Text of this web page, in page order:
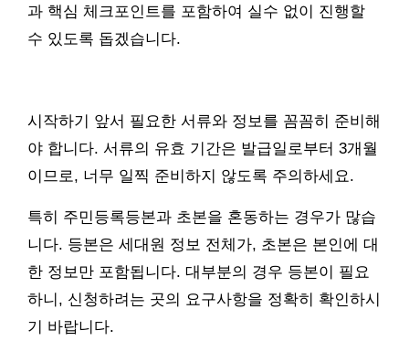
과 핵심 체크포인트를 포함하여 실수 없이 진행할
수 있도록 돕겠습니다.
시작하기 앞서 필요한 서류와 정보를 꼼꼼히 준비해
야 합니다. 서류의 유효 기간은 발급일로부터 3개월
이므로, 너무 일찍 준비하지 않도록 주의하세요.
특히 주민등록등본과 초본을 혼동하는 경우가 많습
니다. 등본은 세대원 정보 전체가, 초본은 본인에 대
한 정보만 포함됩니다. 대부분의 경우 등본이 필요
하니, 신청하려는 곳의 요구사항을 정확히 확인하시
기 바랍니다.